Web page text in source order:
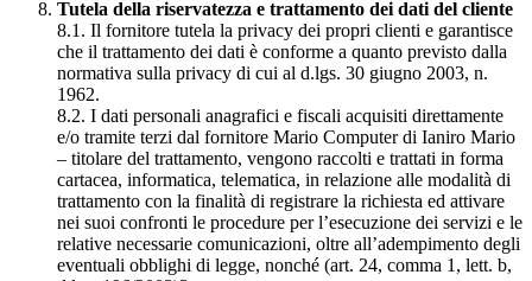
Tutela della riservatezza e trattamento dei dati del cliente
8.1. Il fornitore tutela la privacy dei propri clienti e garantisce
che il trattamento dei dati è conforme a quanto previsto dalla
normativa sulla privacy di cui al d.lgs. 30 giugno 2003, n.
1962.
8.2. I dati personali anagrafici e fiscali acquisiti direttamente
e/o tramite terzi dal fornitore Mario Computer di Ianiro Mario
– titolare del trattamento, vengono raccolti e trattati in forma
cartacea, informatica, telematica, in relazione alle modalità di
trattamento con la finalità di registrare la richiesta ed attivare
nei suoi confronti le procedure per l’esecuzione dei servizi e le
relative necessarie comunicazioni, oltre all’adempimento degli
eventuali obblighi di legge, nonché (art. 24, comma 1, lett. b,